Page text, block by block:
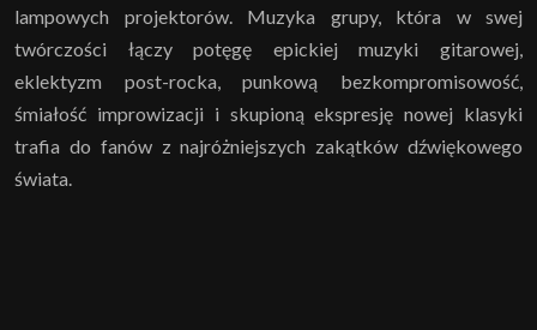
lampowych projektorów. Muzyka grupy, która w swej
twórczości łączy potęgę epickiej muzyki gitarowej,
eklektyzm post-rocka, punkową bezkompromisowość,
śmiałość improwizacji i skupioną ekspresję nowej klasyki
trafia do fanów z najróżniejszych zakątków dźwiękowego
świata.